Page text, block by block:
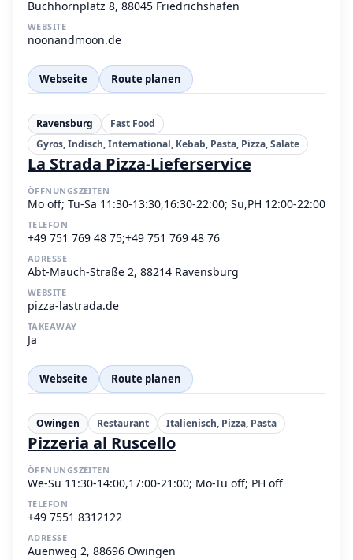
Buchhornplatz 8, 88045 Friedrichshafen
WEBSITE
noonandmoon.de
Webseite Route planen
Ravensburg
Fast Food
Gyros, Indisch, International, Kebab, Pasta, Pizza, Salate
La Strada Pizza-Lieferservice
ÖFFNUNGSZEITEN
Mo off; Tu-Sa 11:30-13:30,16:30-22:00; Su,PH 12:00-22:00
TELEFON
+49 751 769 48 75;+49 751 769 48 76
ADRESSE
Abt-Mauch-Straße 2, 88214 Ravensburg
WEBSITE
pizza-lastrada.de
TAKEAWAY
Ja
Webseite Route planen
Owingen Restaurant Italienisch, Pizza, Pasta
Pizzeria al Ruscello
ÖFFNUNGSZEITEN
We-Su 11:30-14:00,17:00-21:00; Mo-Tu off; PH off
TELEFON
+49 7551 8312122
ADRESSE
Auenweg 2, 88696 Owingen